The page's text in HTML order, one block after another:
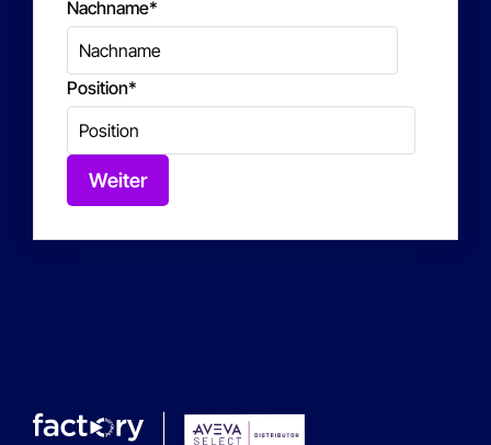
Nachname*
Position*
Weiter